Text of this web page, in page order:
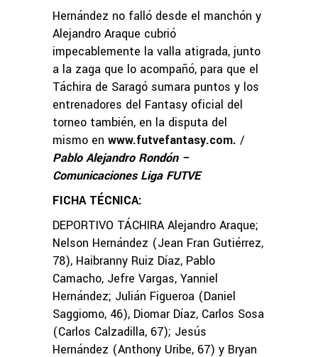
Hernández no falló desde el manchón y
Alejandro Araque cubrió
impecablemente la valla atigrada, junto
a la zaga que lo acompañó, para que el
Táchira de Saragó sumara puntos y los
entrenadores del Fantasy oficial del
torneo también, en la disputa del
mismo en www.futvefantasy.com. /
Pablo Alejandro Rondón –
Comunicaciones Liga FUTVE
FICHA TÉCNICA:
DEPORTIVO TÁCHIRA Alejandro Araque;
Nelson Hernández (Jean Fran Gutiérrez,
78), Haibranny Ruiz Díaz, Pablo
Camacho, Jefre Vargas, Yanniel
Hernández; Julián Figueroa (Daniel
Saggiomo, 46), Diomar Díaz, Carlos Sosa
(Carlos Calzadilla, 67); Jesús
Hernández (Anthony Uribe, 67) y Bryan